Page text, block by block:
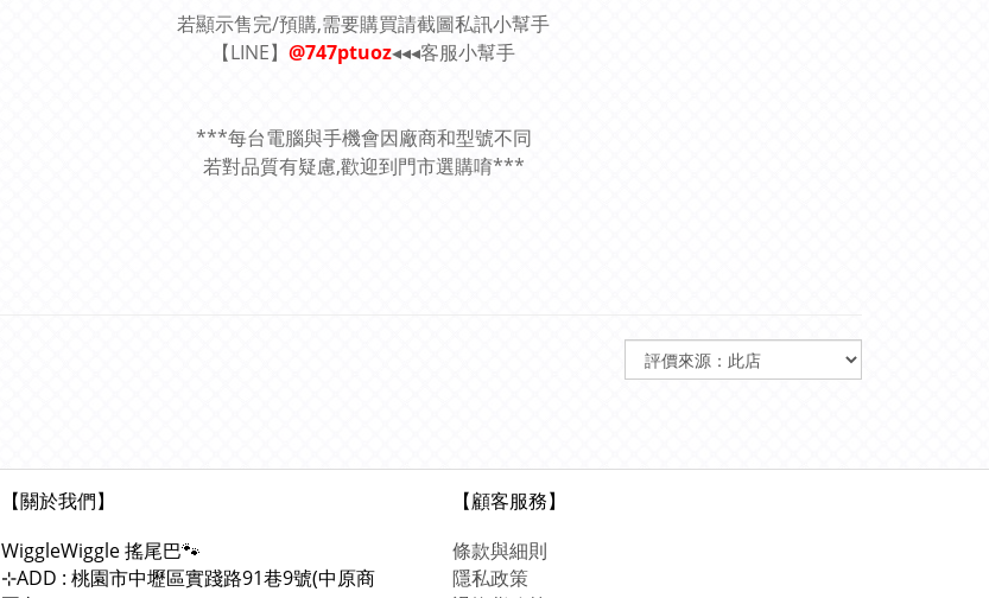
若顯示售完/預購,需要購買請截圖私訊小幫手
【LINE】 @747ptuoz◂◂◂客服小幫手
***每台電腦與手機會因廠商和型號不同
若對品質有疑慮,歡迎到門市選購唷***
【關於我們】
WiggleWiggle搖尾巴🐾
⊹ADD : 桃園市中壢區實踐路91巷9號(中原商
【顧客服務】
條款與細則
隱私政策